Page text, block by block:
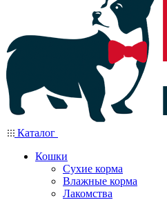
Каталог
Кошки
Сухие корма
Влажные корма
Лакомства